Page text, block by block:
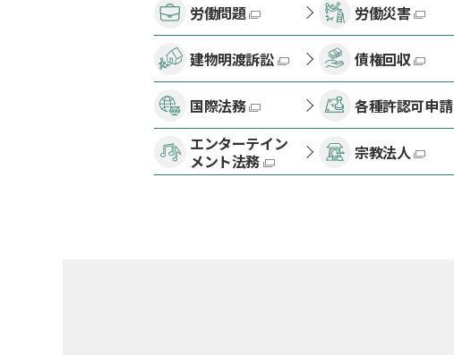
労働問題 労働災害
建物明渡訴訟 債権回収
国際法務 各種許認可申請
エンターテイン
メント法務
宗教法人